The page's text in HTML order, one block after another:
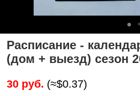
Расписание -
(дом + выезд) сезон
30 руб. (≈$0.37)